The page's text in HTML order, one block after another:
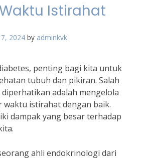
Istirahat
2024 by adminkvk
penting bagi kita untuk
tubuh dan pikiran. Salah
adalah mengelola
waktu istirahat dengan baik.
dampak yang besar terhadap
ahli endokrinologi dari